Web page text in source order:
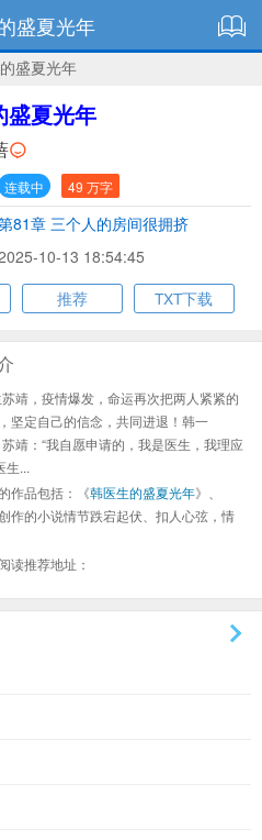
盛夏光年
盛夏光年
盛夏光年
连载中 49 万字
81章 三个人的房间很拥挤
10-13 18:54:45
推荐 TXT下载
靖，疫情爆发，命运再次把两人紧紧的
坚定自己的信念，共同进退！韩一
靖：“我自愿申请的，我是医生，我理应
生...
作品包括：《韩医生的盛夏光年》、
作的小说情节跌宕起伏、扣人心弦，情
读推荐地址：